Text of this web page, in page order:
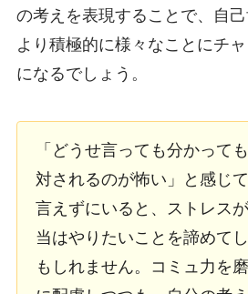
の考えを表現することで、自己
より積極的に様々なことにチ
になるでしょう。
「どうせ言っても分かって
対されるのが怖い」と感じ
言えずにいると、ストレス
当はやりたいことを諦めて
もしれません。コミュ力を